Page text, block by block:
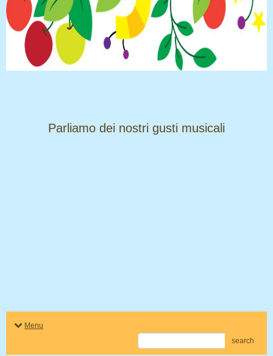
​​​​​​​Parliamo dei nostri gusti musicali
Menu
search